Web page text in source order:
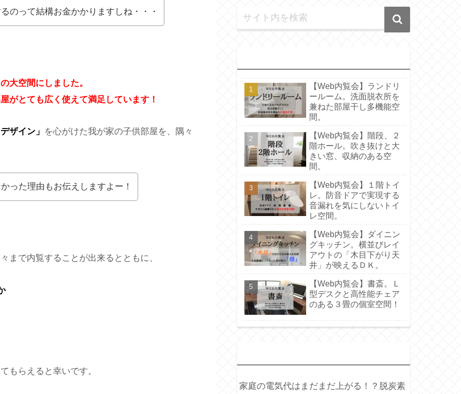
のって結構お金かかりますしね・・・
大空間にしました。
がとても広く使えて満足しています！
ザイン」 を心がけた我が家の子供部屋を、隅々
った理由もお伝えしますよー！
まで内覧することが出来るとともに、
もらえると幸いです。
【Web内覧会】ランドリ
ールーム。洗面脱衣所を
兼ねた部屋干し多機能空
間。
【Web内覧会】階段、２
階ホール。吹き抜けと大
きい窓、収納のある空
間。
【Web内覧会】１階トイ
レ。防音ドアで実現する
音漏れを気にしないトイ
レ空間。
【Web内覧会】ダイニン
グキッチン。横並びレイ
アウトの「木目下がり天
井」が映えるＤＫ。
【Web内覧会】書斎。Ｌ
型デスクと高性能チェア
のある３畳の個室空間！
家庭の電気代はまだまだ上がる！？脱炭素